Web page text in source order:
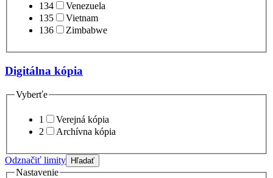
134
Venezuela
135
Vietnam
136
Zimbabwe
Digitálna kópia
Vyberťe
1
Verejná kópia
2
Archívna kópia
Odznačiť limity Hľadať
Nastavenie